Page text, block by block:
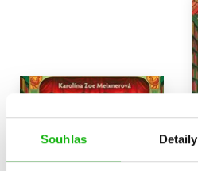
Souhlas Detaily